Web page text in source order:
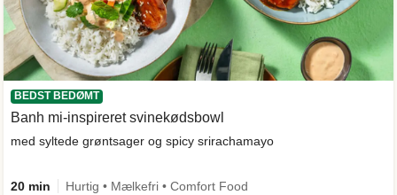
BEDST BEDØMT
Banh mi-inspireret svinekødsbowl
med syltede grøntsager og spicy srirachamayo
20 min Hurtig • Mælkefri • Comfort Food